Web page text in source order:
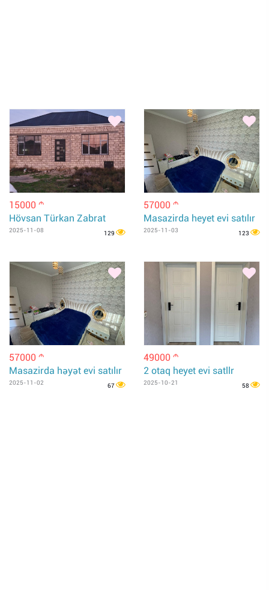
15000 m
Hövsan Türkan Zabrat
2025-11-08 129
57000 m
Masazirda heyet evi satılır
2025-11-03 123
57000 m
Masazirda həyət evi satılır
2025-11-02 67
49000 m
2 otaq heyet evi satllr
2025-10-21 58